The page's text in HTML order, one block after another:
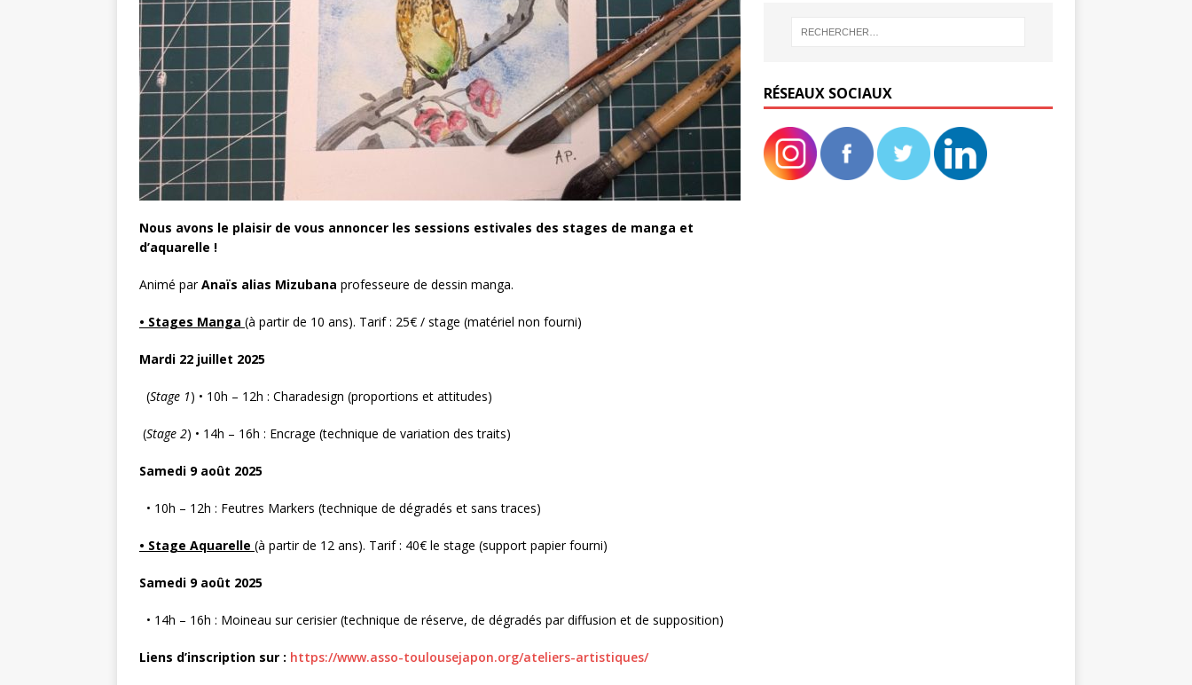
Nous avons le plaisir de vous annoncer les sessions estivales des stages de manga et
d’aquarelle !
Animé parAnaïs alias Mizubana professeure de dessin manga.
• Stages Manga (à partir de 10 ans). Tarif : 25€ / stage (matériel non fourni)
Mardi 22 juillet 2025
(Stage 1) • 10h – 12h : Charadesign (proportions et attitudes)
(Stage 2) • 14h – 16h : Encrage (technique de variation des traits)
Samedi 9 août 2025
• 10h – 12h : Feutres Markers (technique de dégradés et sans traces)
• Stage Aquarelle (à partir de 12 ans). Tarif : 40€ le stage (support papier fourni)
Samedi 9 août 2025
• 14h – 16h : Moineau sur cerisier (technique de réserve, de dégradés par diffusion et de supposition)
Liens d’inscription sur : https://www.asso-toulousejapon.org/ateliers-artistiques/
RÉSEAUX SOCIAUX